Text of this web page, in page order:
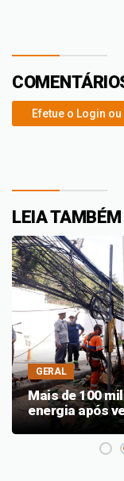
Efetue o Login
LEIA TAMBÉM
GERAL
Mais de 100
energia após